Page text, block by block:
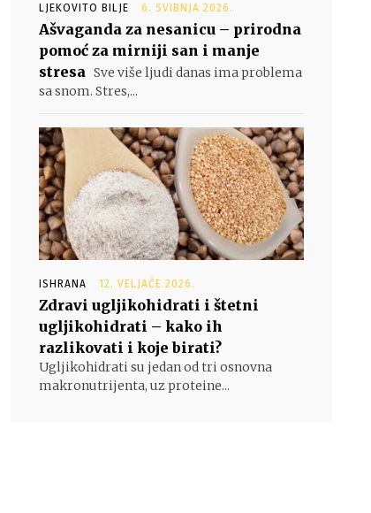
LJEKOVITO BILJE 6. SVIBNJA 2026.
Ašvaganda za nesanicu – prirodna
pomoć za mirniji san i manje
stresa Sve više ljudi danas ima problema
sa snom. Stres,...
ISHRANA 12. VELJAČE 2026.
Zdravi ugljikohidrati i štetni
ugljikohidrati – kako ih
razlikovati i koje birati?
Ugljikohidrati su jedan od tri osnovna
makronutrijenta, uz proteine...